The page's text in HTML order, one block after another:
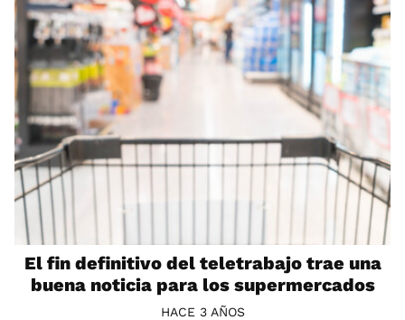
El fin definitivo del teletrabajo trae una
buena noticia para los supermercados
HACE 3 AÑOS